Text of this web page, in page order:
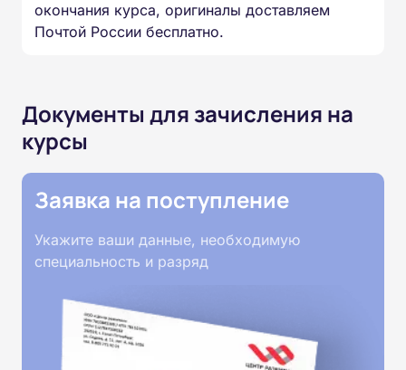
окончания курса, оригиналы доставляем
Почтой России бесплатно.
Документы для зачисления на
курсы
Заявка на поступление
Укажите ваши данные, необходимую
специальность и разряд